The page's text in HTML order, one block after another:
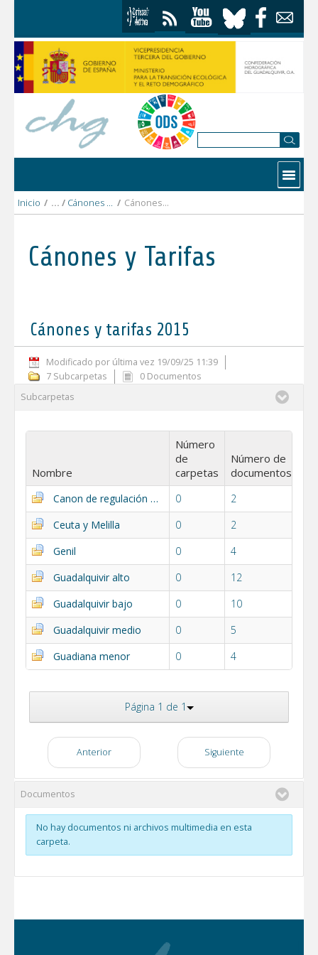
Contactar
Inicio / Cánones y Tarifas / Cánones y tarifas 2015
Cánones y Tarifas
Cánones y tarifas 2015
Modificado por última vez 19/09/25 11:39
7 Subcarpetas
0 Documentos
Subcarpetas
Nombre
Número
de
carpetas
Número de
documentos
Canon de regulación general 0
2
Ceuta y Melilla
0
2
Genil
0
4
Guadalquivir alto
0
12
Guadalquivir bajo
0
10
Guadalquivir medio
0
5
Guadiana menor
0 4
Página 1 de 1
Anterior Siguiente
Documentos
No hay documentos ni archivos multimedia en esta
carpeta.